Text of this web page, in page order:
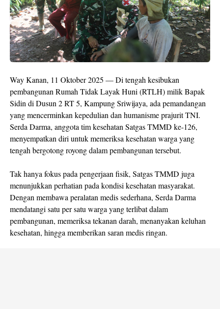
Way Kanan, 11 Oktober 2025 — Di tengah kesibukan
pembangunan Rumah Tidak Layak Huni (RTLH) milik Bapak
Sidin di Dusun 2 RT 5, Kampung Sriwijaya, ada pemandangan
yang mencerminkan kepedulian dan humanisme prajurit TNI.
Serda Darma, anggota tim kesehatan Satgas TMMD ke-126,
menyempatkan diri untuk memeriksa kesehatan warga yang
tengah bergotong royong dalam pembangunan tersebut.
Tak hanya fokus pada pengerjaan fisik, Satgas TMMD juga
menunjukkan perhatian pada kondisi kesehatan masyarakat.
Dengan membawa peralatan medis sederhana, Serda Darma
mendatangi satu per satu warga yang terlibat dalam
pembangunan, memeriksa tekanan darah, menanyakan keluhan
kesehatan, hingga memberikan saran medis ringan.